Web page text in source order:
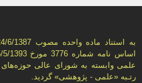
رتـبه «علمی - پژوهشی» گرديد.